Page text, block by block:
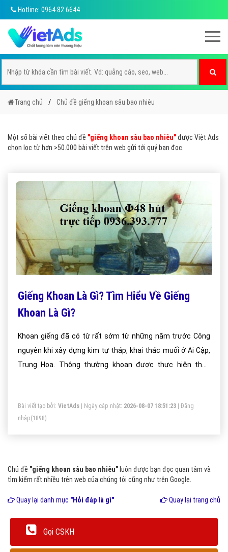
Hotline: 0964 82 6644
Trang chủ Chủ đề giếng khoan sâu bao nhiêu
Một số bài viết theo chủ đề "giếng khoan sâu bao nhiêu"được Việt Ads
chọn lọc từ hơn >50.000 bài viết trên web gửi tới quý bạn đọc.
Giếng Khoan Là Gì? Tìm Hiểu Về Giếng
Khoan Là Gì?
Khoan giếng đã có từ rất sớm từ những năm trước Công
nguyên khi xây dựng kim tự tháp, khai thác muối ở Ai Cập,
Trung Hoa. Thông thường khoan được thực hiện theo
Bài viết tạo bởi: VietAds | Ngày cập nhật: 2026-08-07 18:51:23
Đăng
nhập(1898)
Chủ đề "giếng khoan sâu bao nhiêu" luôn được bạn đọc quan tâm và
tìm kiếm rất nhiều trên web của chúng tôi cũng như trên Google.
Quay lại danh mục "Hỏi đáp là gì" Quay lại trang chủ
Gọi CSKH